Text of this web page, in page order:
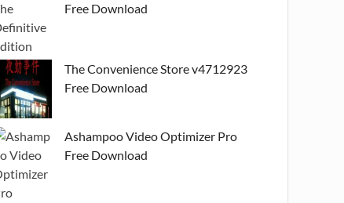
Free Download
The Convenience Store v4712923
Free Download
Ashampoo Video Optimizer Pro
Free Download